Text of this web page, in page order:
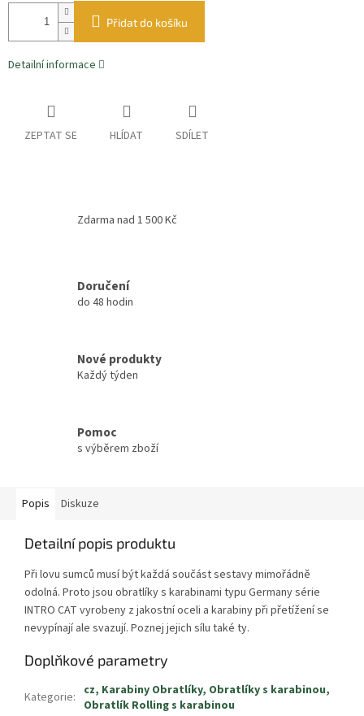
Přidat do košíku
Detailní informace
ZEPTAT SE HLÍDAT SDÍLET
Zdarma nad 1 500 Kč
Doručení
do 48 hodin
Nové produkty
Každý týden
Pomoc
s výběrem zboží
Popis Diskuze
Detailní popis produktu
Při lovu sumců musí být každá součást sestavy mimořádně
odolná. Proto jsou obratlíky s karabinami typu Germany série
INTRO CAT vyrobeny z jakostní oceli a karabiny při přetížení se
nevypínají ale svazují. Poznej jejich sílu také ty.
Doplňkové parametry
Kategorie: cz, Karabiny Obratlíky, Obratlíky s karabinou,
Obratlík Rolling s karabinou